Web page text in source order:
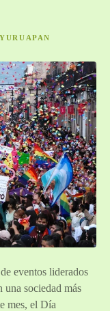
eventos liderados
una sociedad más
mes, el Día